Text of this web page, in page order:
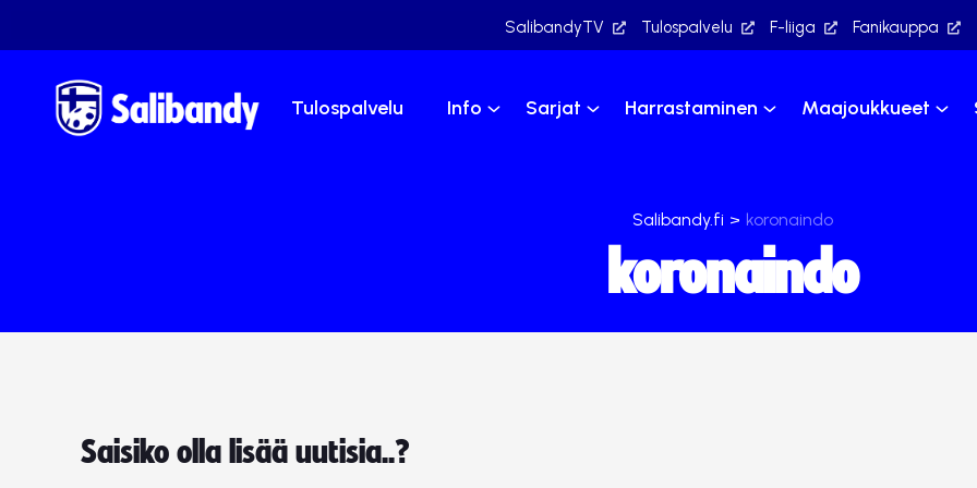
SalibandyTV Tulospalvelu F-liiga Fanikauppa
Tulospalvelu Info Sarjat Harrastaminen Maajoukkueet
Salibandy.fi > koronaindo
koronaindo
Saisiko olla lisää uutisia..?